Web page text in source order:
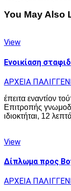
You May Also
View
Ενοικίαση
ΑΡΧΕΙΑ
έπειτα εναντίον
Επιτροπής
ιδιοκτήται, 12
View
Δίπλωμα προς
ΑΡΧΕΙΑ